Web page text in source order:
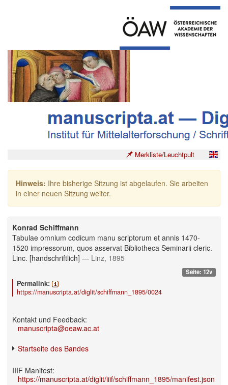
Merkliste/Leuchtpult
Hinweis: Ihre bisherige Sitzung ist abgelaufen. Sie arbeiten
in einer neuen Sitzung weiter.
Konrad Schiffmann
Tabulae omnium codicum manu scriptorum et annis 1470-
1520 impressorum, quos asservat Bibliotheca Seminarii cleric.
Linc. [handschriftlich] — Linz, 1895
Seite: 12v
Permalink:
https://manuscripta.at/diglit/schiffmann_1895/0024
Kontakt und Feedback:
manuscripta@oeaw.ac.at
Startseite des Bandes
IIIF Manifest:
https://manuscripta.at/diglit/iiif/schiffmann_1895/manifest.json